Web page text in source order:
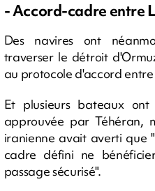
- Accord-cadre entre
Des navires ont
traverser le détroit
au protocole d'accord
Et plusieurs bateaux
approuvée par Téhéran,
iranienne avait averti que
cadre défini ne
passage sécurisé".